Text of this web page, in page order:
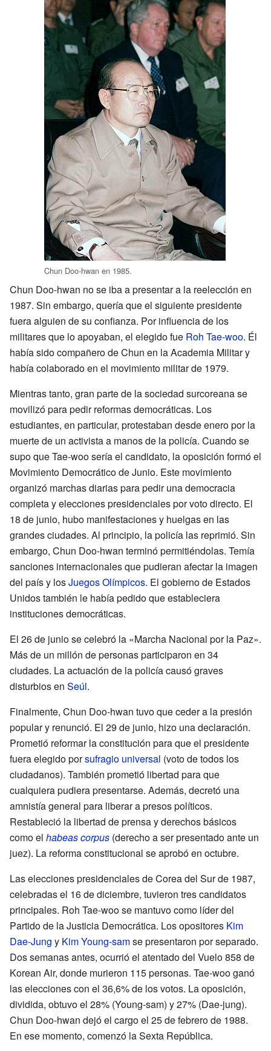
Chun Doo-hwan en 1985.
Chun Doo-hwan no se iba a presentar a la reelección en
1987. Sin embargo, quería que el siguiente presidente
fuera alguien de su confianza. Por influencia de los
militares que lo apoyaban, el elegido fue Roh Tae-woo. Él
había sido compañero de Chun en la Academia Militar y
había colaborado en el movimiento militar de 1979.
Mientras tanto, gran parte de la sociedad surcoreana se
movilizó para pedir reformas democráticas. Los
estudiantes, en particular, protestaban desde enero por la
muerte de un activista a manos de la policía. Cuando se
supo que Tae-woo sería el candidato, la oposición formó el
Movimiento Democrático de Junio. Este movimiento
organizó marchas diarias para pedir una democracia
completa y elecciones presidenciales por voto directo. El
18 de junio, hubo manifestaciones y huelgas en las
grandes ciudades. Al principio, la policía las reprimió. Sin
embargo, Chun Doo-hwan terminó permitiéndolas. Temía
sanciones internacionales que pudieran afectar la imagen
del país y losJuegos Olímpicos. El gobierno de Estados
Unidos también le había pedido que estableciera
instituciones democráticas.
El 26 de junio se celebró la «Marcha Nacional por la Paz».
Más de un millón de personas participaron en 34
ciudades. La actuación de la policía causó graves
disturbios en Seúl.
Finalmente, Chun Doo-hwan tuvo que ceder a la presión
popular y renunció. El 29 de junio, hizo una declaración.
Prometió reformar la constitución para que el presidente
fuera elegido porsufragio universal (voto de todos los
ciudadanos). También prometió libertad para que
cualquiera pudiera presentarse. Además, decretó una
amnistía general para liberar a presos políticos.
Restableció la libertad de prensa y derechos básicos
como el habeas corpus (derecho a ser presentado ante un
juez). La reforma constitucional se aprobó en octubre.
Las elecciones presidenciales de Corea del Sur de 1987,
celebradas el 16 de diciembre, tuvieron tres candidatos
principales. Roh Tae-woo se mantuvo como líder del
Partido de la Justicia Democrática. Los opositores Kim
Dae-Jung y Kim Young-samse presentaron por separado.
Dos semanas antes, ocurrió el atentado del Vuelo 858 de
Korean Air, donde murieron 115 personas. Tae-woo ganó
las elecciones con el 36,6% de los votos. La oposición,
dividida, obtuvo el 28% (Young-sam) y 27% (Dae-jung).
Chun Doo-hwan dejó el cargo el 25 de febrero de 1988.
En ese momento, comenzó la Sexta República.